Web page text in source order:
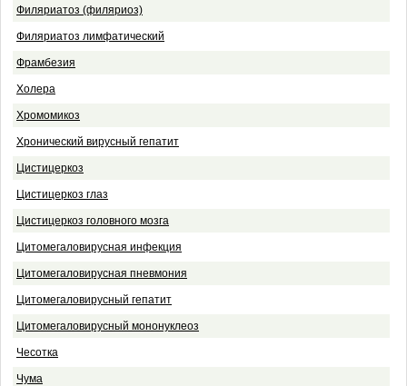
Филяриатоз (филяриоз)
Филяриатоз лимфатический
Фрамбезия
Холера
Хромомикоз
Хронический вирусный гепатит
Цистицеркоз
Цистицеркоз глаз
Цистицеркоз головного мозга
Цитомегаловирусная инфекция
Цитомегаловирусная пневмония
Цитомегаловирусный гепатит
Цитомегаловирусный мононуклеоз
Чесотка
Чума